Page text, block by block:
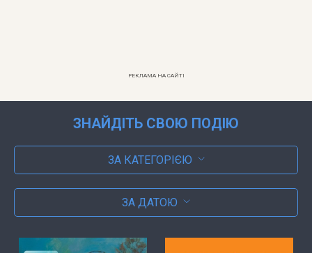
РЕКЛАМА НА САЙТІ
ЗНАЙДІТЬ СВОЮ ПОДІЮ
ЗА КАТЕГОРІЄЮ
ЗА ДАТОЮ